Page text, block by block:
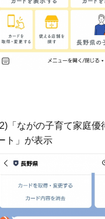
「ながの子育て家庭優
ト」が表示